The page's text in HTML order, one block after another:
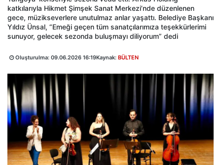
katkılarıyla Hikmet Şimşek Sanat Merkezi’nde düzenlenen
gece, müzikseverlere unutulmaz anlar yaşattı. Belediye Başkanı
Yıldız Ünsal, “Emeği geçen tüm sanatçılarımıza teşekkürlerimi
sunuyor, gelecek sezonda buluşmayı diliyorum” dedi
Oluşturulma: 09.06.2026 16:19Kaynak: BÜLTEN